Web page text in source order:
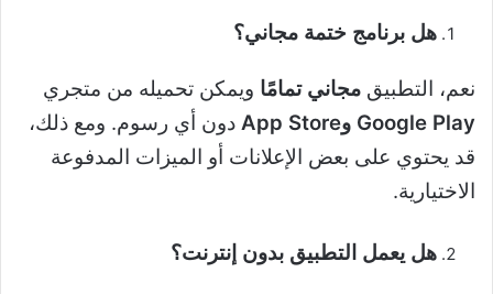
هل برنامج ختمة مجاني؟
نعم، التطبيق مجاني تمامًا ويمكن تحميله من متجري
Google Play وApp Store
دون أي رسوم. ومع ذلك،
قد يحتوي على بعض الإعلانات أو الميزات المدفوعة
الاختيارية.
هل يعمل التطبيق بدون إنترنت؟